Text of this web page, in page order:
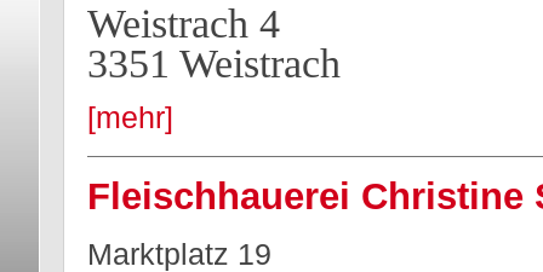
Weistrach 4
3351 Weistrach
[mehr]
Fleischhauerei Christine
Marktplatz 19